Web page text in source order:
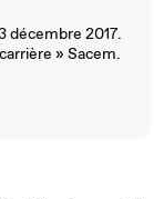
décembre 2017.
» Sacem.